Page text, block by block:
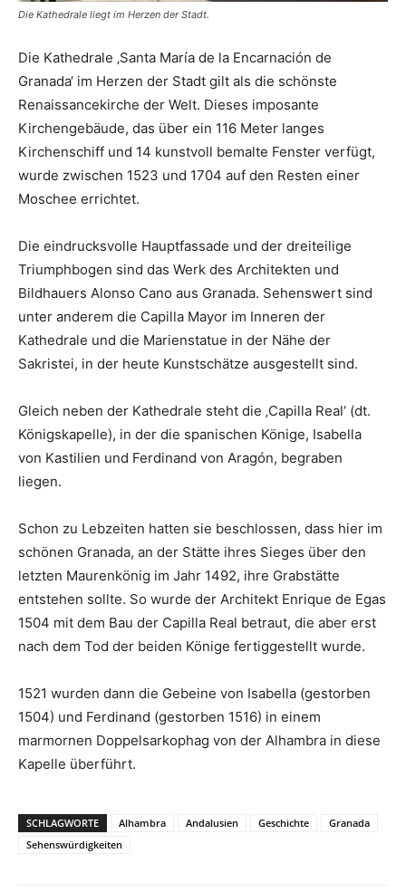
Die Kathedrale liegt im Herzen der Stadt.
Die Kathedrale ‚Santa María de la Encarnación de
Granada‘ im Herzen der Stadt gilt als die schönste
Renaissancekirche der Welt. Dieses imposante
Kirchengebäude, das über ein 116 Meter langes
Kirchenschiff und 14 kunstvoll bemalte Fenster verfügt,
wurde zwischen 1523 und 1704 auf den Resten einer
Moschee errichtet.
Die eindrucksvolle Hauptfassade und der dreiteilige
Triumphbogen sind das Werk des Architekten und
Bildhauers Alonso Cano aus Granada. Sehenswert sind
unter anderem die Capilla Mayor im Inneren der
Kathedrale und die Marienstatue in der Nähe der
Sakristei, in der heute Kunstschätze ausgestellt sind.
Gleich neben der Kathedrale steht die ‚Capilla Real‘ (dt.
Königskapelle), in der die spanischen Könige, Isabella
von Kastilien und Ferdinand von Aragón, begraben
liegen.
Schon zu Lebzeiten hatten sie beschlossen, dass hier im
schönen Granada, an der Stätte ihres Sieges über den
letzten Maurenkönig im Jahr 1492, ihre Grabstätte
entstehen sollte. So wurde der Architekt Enrique de Egas
1504 mit dem Bau der Capilla Real betraut, die aber erst
nach dem Tod der beiden Könige fertiggestellt wurde.
1521 wurden dann die Gebeine von Isabella (gestorben
1504) und Ferdinand (gestorben 1516) in einem
marmornen Doppelsarkophag von der Alhambra in diese
Kapelle überführt.
SCHLAGWORTE Alhambra Andalusien Geschichte
Granada
Sehenswürdigkeiten